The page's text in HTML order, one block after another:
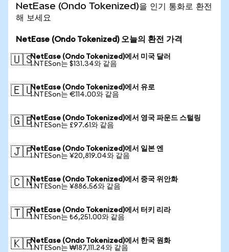
NetEase (Ondo Tokenized)을 인기 통화로 환전
해 보세요
NetEase (Ondo Tokenized) 오늘의 환전 가격
🇺🇸NetEase (Ondo Tokenized)에서 미국 달러
1 NTESon는 $131.34와 같음
🇪🇺NetEase (Ondo Tokenized)에서 유로
1 NTESon는 €114.00와 같음
🇬🇧NetEase (Ondo Tokenized)에서 영국 파운드 스털링
1 NTESon는 £97.61와 같음
🇯🇵NetEase (Ondo Tokenized)에서 일본 엔
1 NTESon는 ¥20,819.04와 같음
🇨🇳NetEase (Ondo Tokenized)에서 중국 위안화
1 NTESon는 ¥886.56와 같음
🇹🇷NetEase (Ondo Tokenized)에서 터키 리라
1 NTESon는 ₺6,251.00와 같음
🇰🇷NetEase (Ondo Tokenized)에서 한국 원화
1 NTESon는 ₩187,111.24와 같음